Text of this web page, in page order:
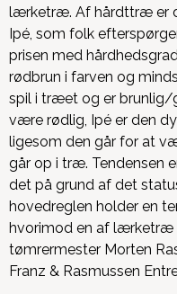
lærketræ. Af hårdttræ er
Ipé, som folk
prisen med
rødbrun i farven og
spil i træet og er brunlig/
være rødlig, Ipé er den
ligesom den går for at
går op i træ. Tendensen
det på grund af det
hovedreglen holder en
hvorimod en af lærketræ
tømrermester Morten
Franz & Rasmussen